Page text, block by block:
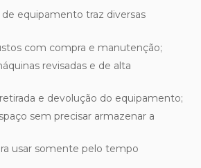
equipamento traz diversas
com compra e manutenção;
retirada e devolução do equipamento;